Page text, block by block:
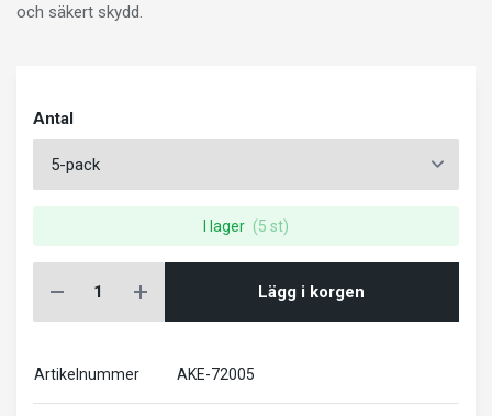
och säkert skydd.
Antal
I lager (5 st)
Lägg i korgen
Artikelnummer AKE-72005